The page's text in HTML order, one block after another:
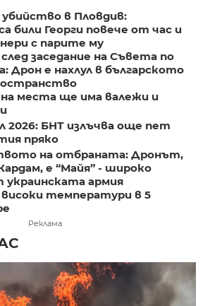
в Пловдив:
били Георги повече от час и
с парите му
заседание на Съвета по
Дрон е нахлул в българското
места ще има валежи и
2026: БНТ излъчва още пет
пряко
на отбраната: Дронът,
е “Майя” - широко
украинската армия
температури в 5
Реклама